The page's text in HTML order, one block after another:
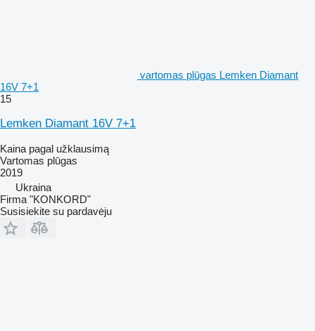
vartomas plūgas Lemken Diamant
16V 7+1
15
Lemken Diamant 16V 7+1
Kaina pagal užklausimą
Vartomas plūgas
2019
Ukraina
Firma "KONKORD"
Susisiekite su pardavėju